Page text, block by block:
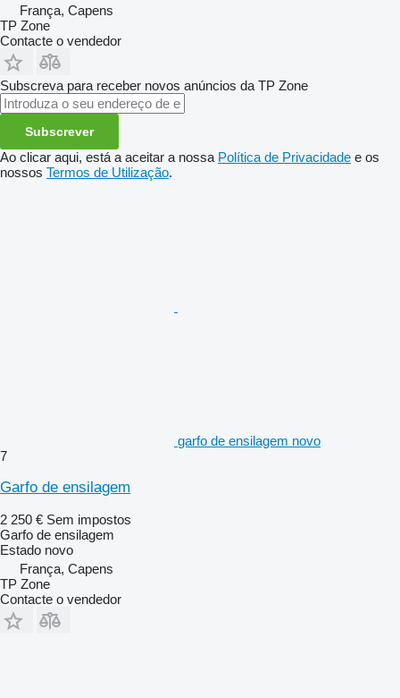
França, Capens
TP Zone
Contacte o vendedor
Subscreva para receber novos anúncios da TP Zone
Subscrever
Ao clicar aqui, está a aceitar a nossa Política de Privacidade e os
nossos Termos de Utilização.
garfo de ensilagem novo
7
Garfo de ensilagem
2 250 € Sem impostos
Garfo de ensilagem
Estado novo
França, Capens
TP Zone
Contacte o vendedor